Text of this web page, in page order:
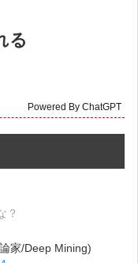
る
Powered By ChatGPT
？
家/Deep Mining)